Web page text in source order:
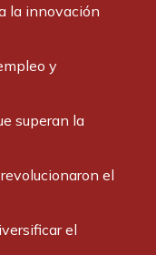
la innovación
y
superan la
el
el